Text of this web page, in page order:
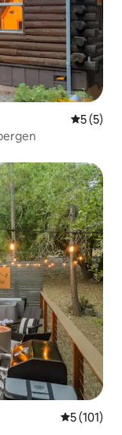
5 (5)
5 (101)